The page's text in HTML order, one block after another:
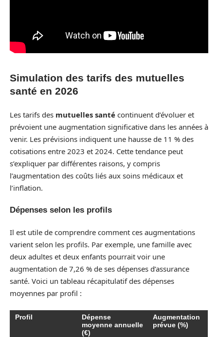
Simulation des tarifs des mutuelles
santé en 2026
Les tarifs des mutuelles santé continuent d’évoluer et
prévoient une augmentation significative dans les années à
venir. Les prévisions indiquent une hausse de 11 % des
cotisations entre 2023 et 2024. Cette tendance peut
s’expliquer par différentes raisons, y compris
l’augmentation des coûts liés aux soins médicaux et
l’inflation.
Dépenses selon les profils
Il est utile de comprendre comment ces augmentations
varient selon les profils. Par exemple, une famille avec
deux adultes et deux enfants pourrait voir une
augmentation de 7,26 % de ses dépenses d’assurance
santé. Voici un tableau récapitulatif des dépenses
moyennes par profil :
Profil
Dépense
moyenne annuelle
(€)
Augmentation
prévue (%)